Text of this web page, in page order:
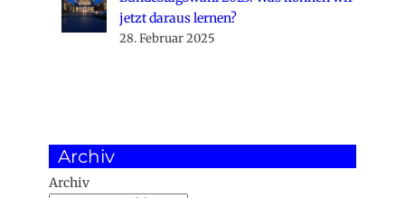
jetzt daraus lernen?
28. Februar 2025
Archiv
Archiv